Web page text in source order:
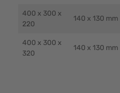
400 x 300 x
220
140 x 130 mm
400 x 300 x
320
140 x 130 mm